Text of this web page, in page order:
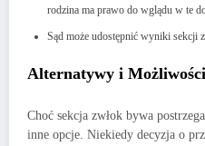
rodzina ma prawo do wglądu w te
Sąd może udostępnić wyniki sekcji
Alternatywy i Możliwości
Choć sekcja zwłok bywa
inne opcje. Niekiedy decyzja o